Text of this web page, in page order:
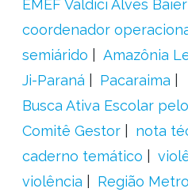
EMEF Valdici Alves Baier
coordenador
semiárido
Amazônia
Ji-Paraná
Pacaraima
Busca Ativa Escolar
Comitê Gestor
nota
caderno temático
violência
Região